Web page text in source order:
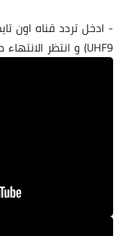
UHF9) و انتظر الانتهاء من تثبيت القناة.